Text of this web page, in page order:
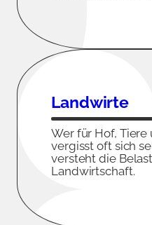
Landwirte
Wer für Hof, Tiere
vergisst oft sich
versteht die
Landwirtschaft.